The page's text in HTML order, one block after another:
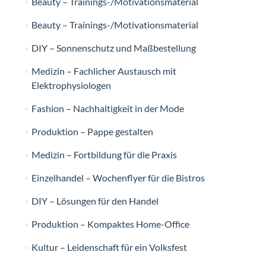
Beauty – Trainings-/Motivationsmaterial
DIY – Sonnenschutz und Maßbestellung
Medizin – Fachlicher Austausch mit
Elektrophysiologen
Fashion – Nachhaltigkeit in der Mode
Produktion – Pappe gestalten
Medizin – Fortbildung für die Praxis
Einzelhandel – Wochenflyer für die Bistros
DIY – Lösungen für den Handel
Produktion – Kompaktes Home-Office
Kultur – Leidenschaft für ein Volksfest